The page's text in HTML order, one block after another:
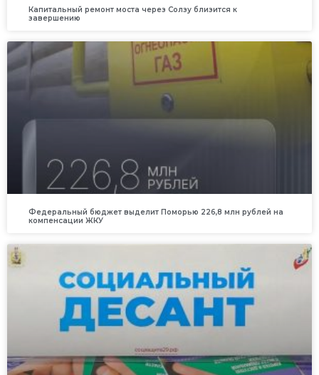
Капитальный ремонт моста через Солзу близится к
завершению
Федеральный бюджет выделит Поморью 226,8 млн рублей на
компенсации ЖКУ